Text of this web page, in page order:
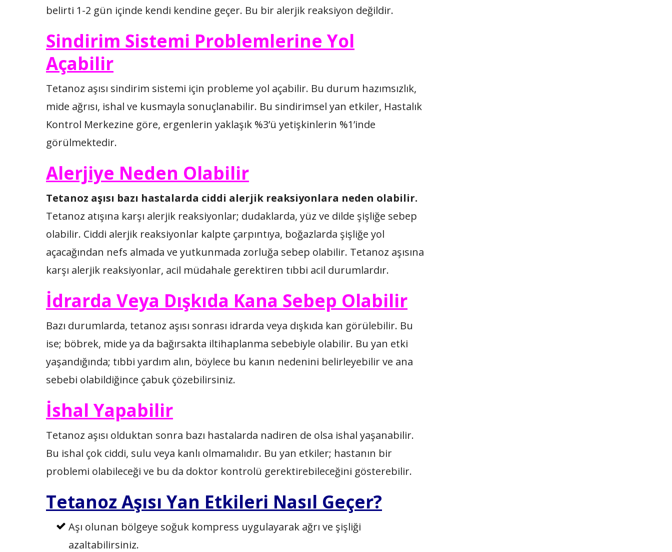
belirti 1-2 gün içinde kendi kendine geçer. Bu bir alerjik reaksiyon değildir.
Sindirim Sistemi Problemlerine Yol
Açabilir
Tetanoz aşısı sindirim sistemi için probleme yol açabilir. Bu durum hazımsızlık,
mide ağrısı, ishal ve kusmayla sonuçlanabilir. Bu sindirimsel yan etkiler, Hastalık
Kontrol Merkezine göre, ergenlerin yaklaşık %3’ü yetişkinlerin %1’inde
görülmektedir.
Alerjiye Neden Olabilir
Tetanoz aşısı bazı hastalarda ciddi alerjik reaksiyonlara neden olabilir.
Tetanoz atışına karşı alerjik reaksiyonlar; dudaklarda, yüz ve dilde şişliğe sebep
olabilir. Ciddi alerjik reaksiyonlar kalpte çarpıntıya, boğazlarda şişliğe yol
açacağından nefs almada ve yutkunmada zorluğa sebep olabilir. Tetanoz aşısına
karşı alerjik reaksiyonlar, acil müdahale gerektiren tıbbi acil durumlardır.
İdrarda Veya Dışkıda Kana Sebep Olabilir
Bazı durumlarda, tetanoz aşısı sonrası idrarda veya dışkıda kan görülebilir. Bu
ise; böbrek, mide ya da bağırsakta iltihaplanma sebebiyle olabilir. Bu yan etki
yaşandığında; tıbbi yardım alın, böylece bu kanın nedenini belirleyebilir ve ana
sebebi olabildiğince çabuk çözebilirsiniz.
İshal Yapabilir
Tetanoz aşısı olduktan sonra bazı hastalarda nadiren de olsa ishal yaşanabilir.
Bu ishal çok ciddi, sulu veya kanlı olmamalıdır. Bu yan etkiler; hastanın bir
problemi olabileceği ve bu da doktor kontrolü gerektirebileceğini gösterebilir.
Tetanoz Aşısı Yan Etkileri Nasıl Geçer?
Aşı olunan bölgeye soğuk kompress uygulayarak ağrı ve şişliği
azaltabilirsiniz.